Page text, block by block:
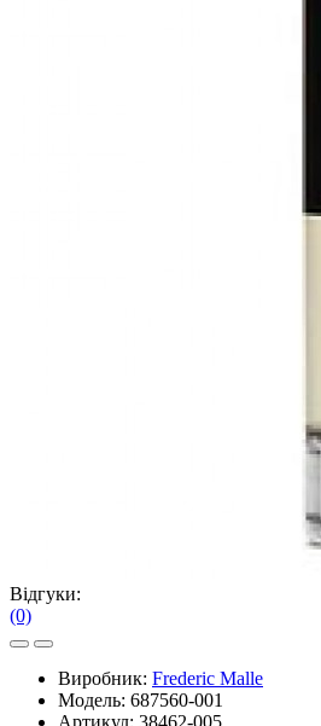
Відгуки:
(0)
Виробник: Frederic Malle
Модель: 687560-001
Артикул: 38462-005